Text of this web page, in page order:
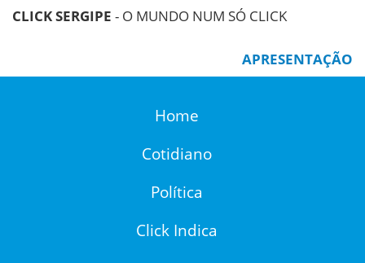
CLICK SERGIPE - O MUNDO NUM SÓ CLICK
APRESENTAÇÃO
Home
Cotidiano
Política
Click Indica